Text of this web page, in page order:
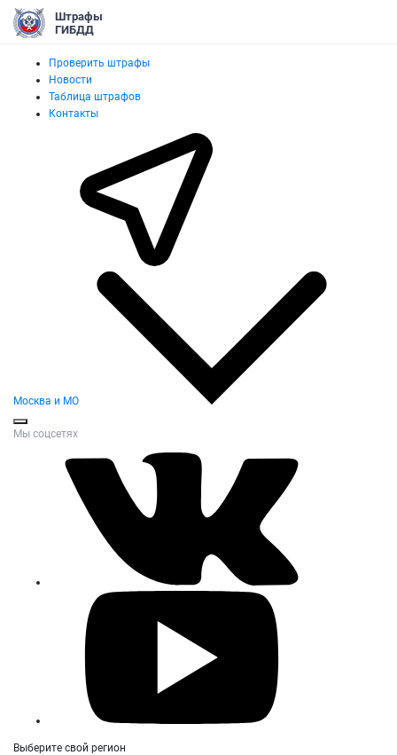
Штрафы
ГИБДД
Проверить штрафы
Новости
Таблица штрафов
Контакты
Москва и МО
Мы соцсетях
Выберите свой регион